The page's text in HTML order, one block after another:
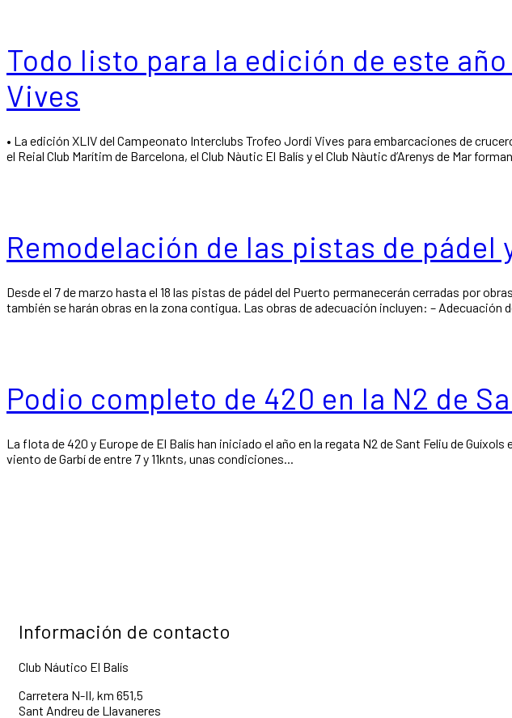
Todo listo para la edición de este
Vives
• La edición XLIV del Campeonato Interclubs Trofeo Jordi Vives para embarcaciones de
el Reial Club Marítim de Barcelona, el Club Nàutic El Balís y el Club Nàutic d’Arenys de Mar
Remodelación de las pistas de pádel
Desde el 7 de marzo hasta el 18 las pistas de pádel del Puerto permanecerán cerradas por
también se harán obras en la zona contigua. Las obras de adecuación incluyen: – Adecuación
Podio completo de 420 en la N2 de
La flota de 420 y Europe de El Balís han iniciado el año en la regata N2 de Sant Feliu de
viento de Garbí de entre 7 y 11knts, unas condiciones...
Información de contacto
Club Náutico El Balís
Carretera N-II, km 651,5
Sant Andreu de Llavaneres